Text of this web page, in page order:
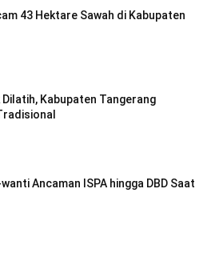
43 Hektare Sawah di Kabupaten
Kabupaten Tangerang
Ancaman ISPA hingga DBD Saat